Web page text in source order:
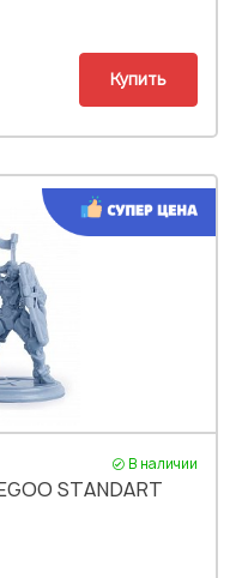
Купить
В наличии
STANDART